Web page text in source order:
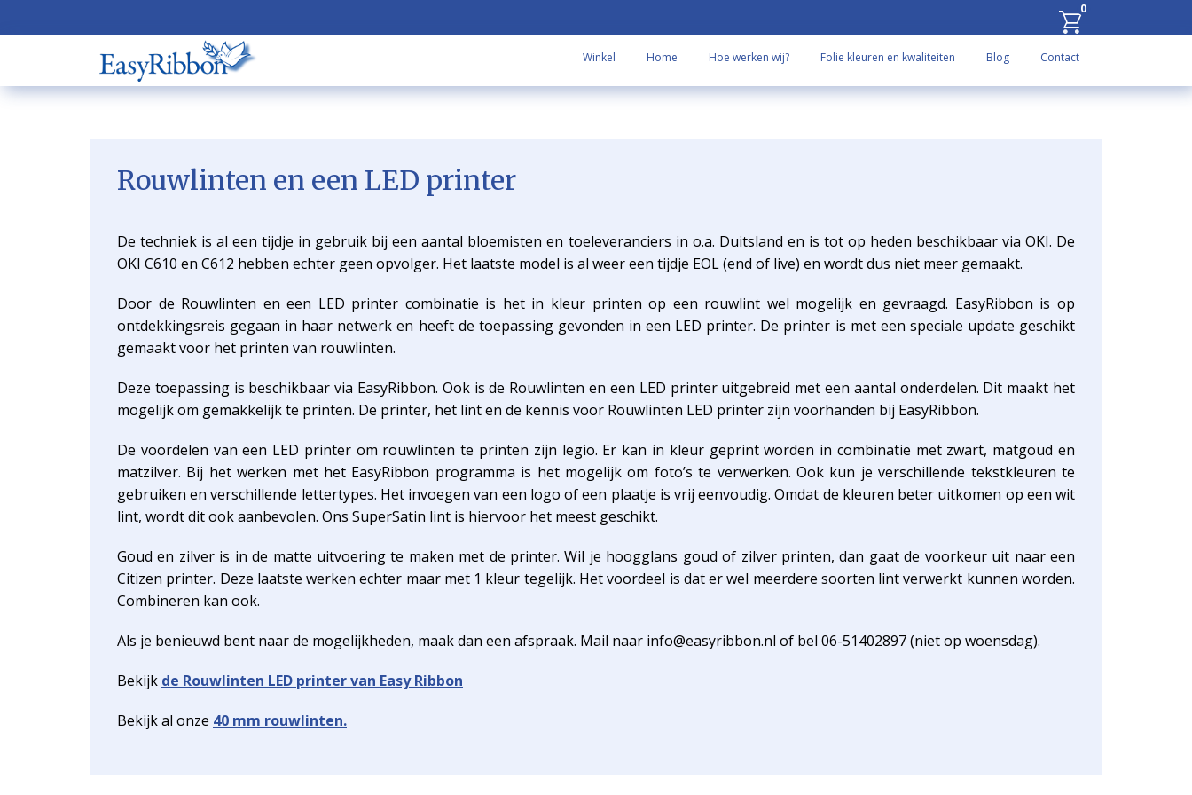
0
Winkel Home Hoe werken wij? Folie kleuren en kwaliteiten Blog Contact
Rouwlinten en een LED printer
De techniek is al een tijdje in gebruik bij een aantal bloemisten en toeleveranciers in o.a. Duitsland en is tot op heden beschikbaar via OKI. De
OKI C610 en C612 hebben echter geen opvolger. Het laatste model is al weer een tijdje EOL (end of live) en wordt dus niet meer gemaakt.
Door de Rouwlinten en een LED printer combinatie is het in kleur printen op een rouwlint wel mogelijk en gevraagd. EasyRibbon is op
ontdekkingsreis gegaan in haar netwerk en heeft de toepassing gevonden in een LED printer. De printer is met een speciale update geschikt
gemaakt voor het printen van rouwlinten.
Deze toepassing is beschikbaar via EasyRibbon. Ook is de Rouwlinten en een LED printer uitgebreid met een aantal onderdelen. Dit maakt het
mogelijk om gemakkelijk te printen. De printer, het lint en de kennis voor Rouwlinten LED printer zijn voorhanden bij EasyRibbon.
De voordelen van een LED printer om rouwlinten te printen zijn legio. Er kan in kleur geprint worden in combinatie met zwart, matgoud en
matzilver. Bij het werken met het EasyRibbon programma is het mogelijk om foto’s te verwerken. Ook kun je verschillende tekstkleuren te
gebruiken en verschillende lettertypes. Het invoegen van een logo of een plaatje is vrij eenvoudig. Omdat de kleuren beter uitkomen op een wit
lint, wordt dit ook aanbevolen. Ons SuperSatin lint is hiervoor het meest geschikt.
Goud en zilver is in de matte uitvoering te maken met de printer. Wil je hoogglans goud of zilver printen, dan gaat de voorkeur uit naar een
Citizen printer. Deze laatste werken echter maar met 1 kleur tegelijk. Het voordeel is dat er wel meerdere soorten lint verwerkt kunnen worden.
Combineren kan ook.
Als je benieuwd bent naar de mogelijkheden, maak dan een afspraak. Mail naar info@easyribbon.nl of bel 06-51402897 (niet op woensdag).
Bekijk de Rouwlinten LED printer van Easy Ribbon
Bekijk al onze 40 mm rouwlinten.